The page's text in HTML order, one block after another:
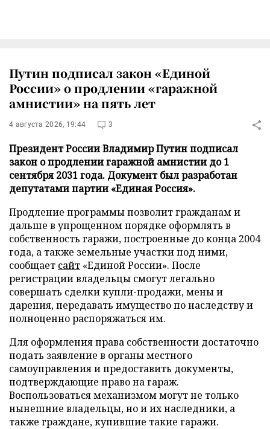
Путин подписал закон «Единой
России» о продлении «гаражной
амнистии» на пять лет
4 августа 2026, 19:44 3
Президент России Владимир Путин подписал
закон о продлении гаражной амнистии до 1
сентября 2031 года. Документ был разработан
депутатами партии «Единая Россия».
Продление программы позволит гражданам и
дальше в упрощенном порядке оформлять в
собственность гаражи, построенные до конца 2004
года, а также земельные участки под ними,
сообщает сайт «Единой России». После
регистрации владельцы смогут легально
совершать сделки купли-продажи, мены и
дарения, передавать имущество по наследству и
полноценно распоряжаться им.
Для оформления права собственности достаточно
подать заявление в органы местного
самоуправления и предоставить документы,
подтверждающие право на гараж.
Воспользоваться механизмом могут не только
нынешние владельцы, но и их наследники, а
также граждане, купившие такие гаражи.